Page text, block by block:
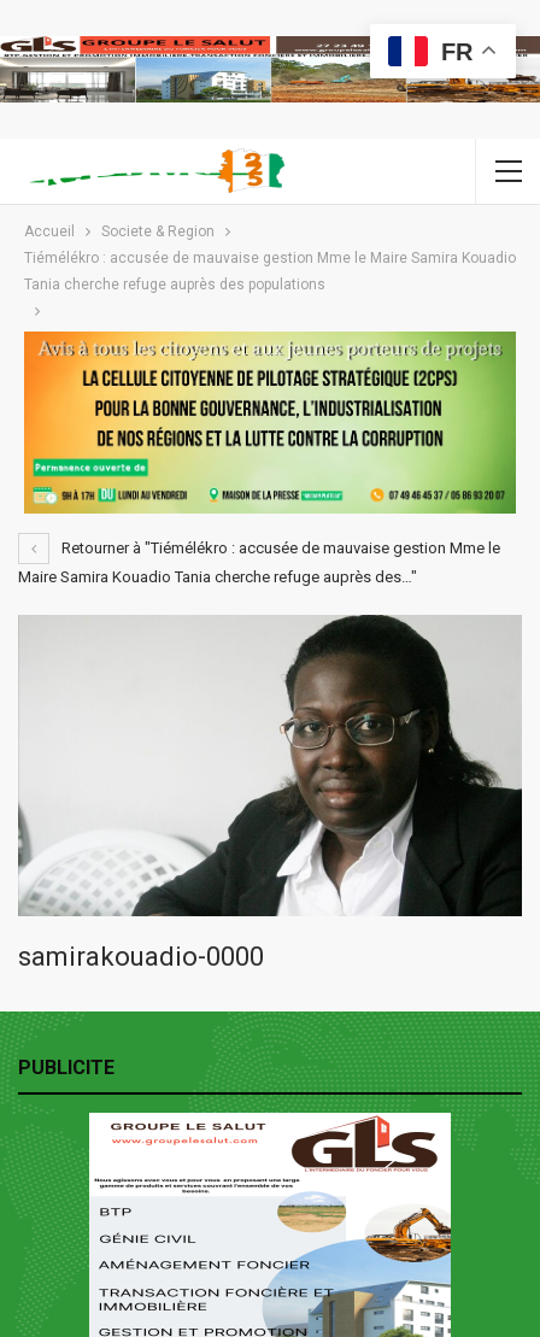
Accueil
Societe & Region
Tiémélékro : accusée de mauvaise gestion Mme le Maire Samira Kouadio
Tania cherche refuge auprès des populations
Retourner à "Tiémélékro : accusée de mauvaise gestion Mme le
Maire Samira Kouadio Tania cherche refuge auprès des…"
samirakouadio-0000
PUBLICITE
FR